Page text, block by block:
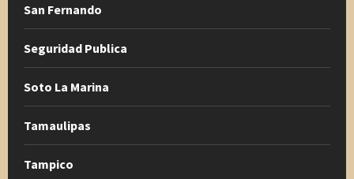
San Fernando
Seguridad Publica
Soto La Marina
Tamaulipas
Tampico